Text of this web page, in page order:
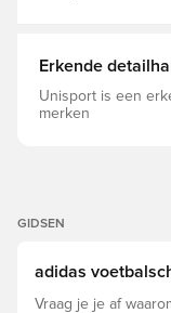
Erkende
Unisport is een
merken
GIDSEN
adidas
Vraag je je af